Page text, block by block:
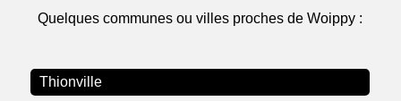
Quelques communes ou villes proches de Woippy :
Thionville